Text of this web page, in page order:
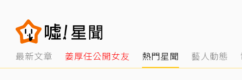
最新文章 姜厚任公開女友 熱門星聞 藝人動態